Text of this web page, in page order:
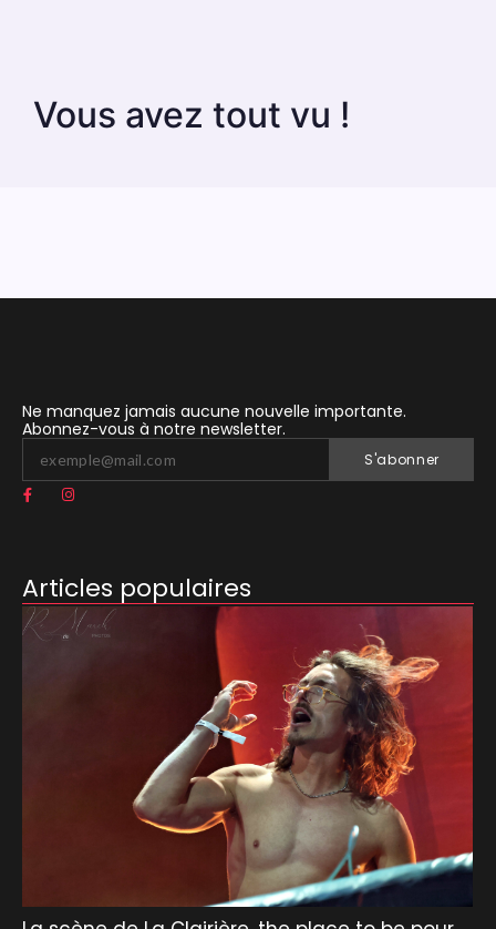
Vous avez tout vu !
Ne manquez jamais aucune nouvelle importante.
Abonnez-vous à notre newsletter.
S'abonner
Articles populaires